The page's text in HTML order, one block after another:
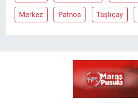
Merkez Patnos Taşlıçay